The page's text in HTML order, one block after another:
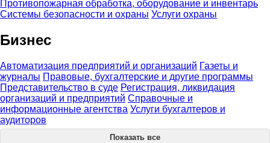
Противопожарная обработка, оборудование и инвентарь
Системы безопасности и охраны Услуги охраны
Бизнес
Автоматизация предприятий и организаций Газеты и
журналы Правовые, бухгалтерские и другие программы
Представительство в суде Регистрация, ликвидация
организаций и предприятий Справочные и
информационные агентства Услуги бухгалтеров и
аудиторов
Показать все